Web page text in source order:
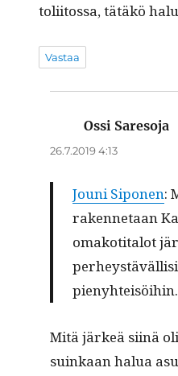
toli­itossa, tätäkö
Vastaa
Ossi Saresoja
26.7.2019 4:13
Jouni Sipo­nen:
raken­netaan
omakoti­talot
pienyhteisöihin.
Mitä järkeä siinä
suinkaan halua